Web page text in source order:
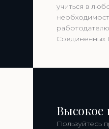
учиться в
Соединенных
Высокое
Пользуйтесь